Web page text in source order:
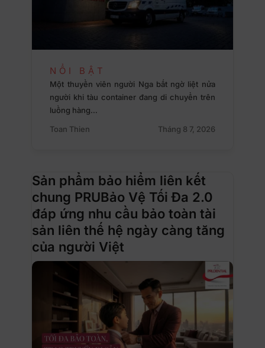
NỔI BẬT
Một thuyền viên người Nga bất ngờ liệt nửa
người khi tàu container đang di chuyển trên
luồng hàng…
Toan Thien
Tháng 8 7, 2026
Sản phẩm bảo hiểm liên kết
chung PRUBảo Vệ Tối Đa 2.0
đáp ứng nhu cầu bảo toàn tài
sản liên thế hệ ngày càng tăng
của người Việt